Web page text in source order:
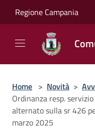
Regione Campania
Home > Novità >
Ordinanza resp.
alternato sulla sr 426
marzo 2025